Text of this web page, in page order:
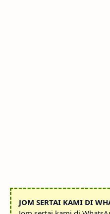
JOM SERTAI KAMI DI